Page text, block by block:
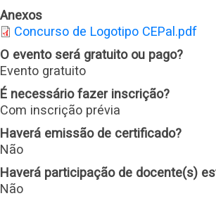
Anexos
Concurso de Logotipo CEPal.pdf
O evento será gratuito ou pago?
Evento gratuito
É necessário fazer inscrição?
Com inscrição prévia
Haverá emissão de certificado?
Não
Haverá participação de docente(s)
Não